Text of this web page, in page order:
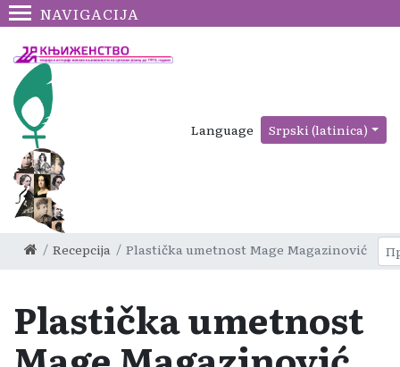
NAVIGACIJA
Language Srpski (latinica)
Recepcija Plastička umetnost Mage Magazinović
Plastička umetnost